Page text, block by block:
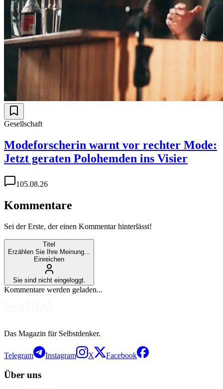
Gesellschaft
Modeforscherin warnt vor rechter Mode:
Jetzt geraten Polohemden ins Visier
105.08.26
Kommentare
Sei der Erste, der einen Kommentar hinterlässt!
Titel
Erzählen Sie Ihre Meinung...
Einreichen
Sie sind nicht eingeloggt.
Kommentare werden geladen...
Das Magazin für Selbstdenker.
Telegram Instagram X Facebook
Über uns